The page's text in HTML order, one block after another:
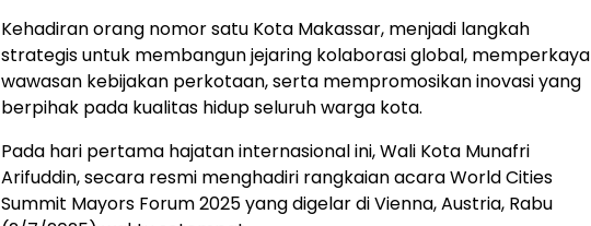
Kehadiran orang nomor satu Kota Makassar, menjadi langkah
strategis untuk membangun jejaring kolaborasi global, memperkaya
wawasan kebijakan perkotaan, serta mempromosikan inovasi yang
berpihak pada kualitas hidup seluruh warga kota.
Pada hari pertama hajatan internasional ini, Wali Kota Munafri
Arifuddin, secara resmi menghadiri rangkaian acara World Cities
Summit Mayors Forum 2025 yang digelar di Vienna, Austria, Rabu